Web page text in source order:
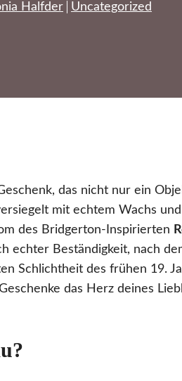
Halfder Uncategorized
das nicht nur ein
mit echtem Wachs
des Bridgerton-Inspirierten
echter Beständigkeit, nach
Schlichtheit des frühen 19.
das Herz deines